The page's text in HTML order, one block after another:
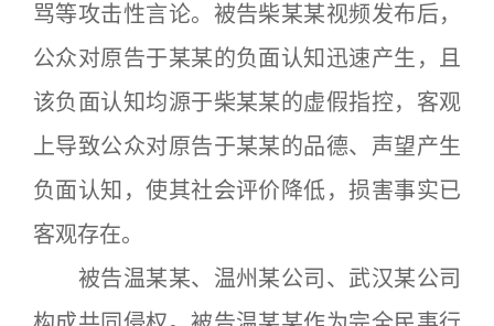
骂等攻击性言论。被告柴某某视频发布后，
公众对原告于某某的负面认知迅速产生，且
该负面认知均源于柴某某的虚假指控，客观
上导致公众对原告于某某的品德、声望产生
负面认知，使其社会评价降低，损害事实已
客观存在。
被告温某某、温州某公司、武汉某公司